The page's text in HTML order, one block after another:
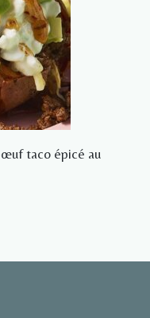
taco épicé au